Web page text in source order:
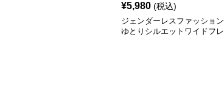
¥5,980 (税込)
ジェンダーレスファッション
ゆとりシルエットワイドフレ